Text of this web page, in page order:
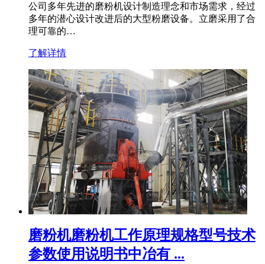
公司多年先进的磨粉机设计制造理念和市场需求，经过
多年的潜心设计改进后的大型粉磨设备。立磨采用了合
理可靠的…
了解详情
磨粉机磨粉机工作原理规格型号技术
参数使用说明书中冶有 ...